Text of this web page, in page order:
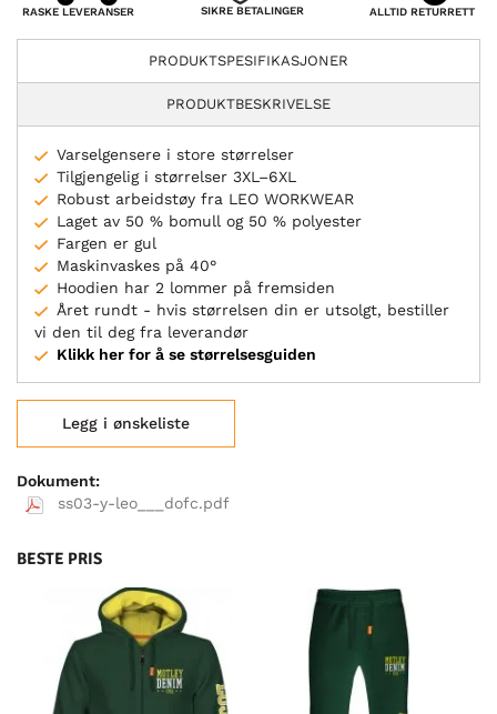
RASKE LEVERANSER SIKRE BETALINGER ALLTID RETURRETT
PRODUKTSPESIFIKASJONER
PRODUKTBESKRIVELSE
Varselgensere i store størrelser
Tilgjengelig i størrelser 3XL–6XL
Robust arbeidstøy fra LEO WORKWEAR
Laget av 50 % bomull og 50 % polyester
Fargen er gul
Maskinvaskes på 40°
Hoodien har 2 lommer på fremsiden
Året rundt - hvis størrelsen din er utsolgt, bestiller
vi den til deg fra leverandør
Klikk her for å se størrelsesguiden
Legg i ønskeliste
Dokument:
ss03-y-leo___dofc.pdf
BESTE PRIS